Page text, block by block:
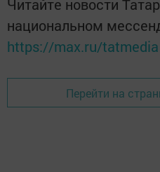
Читайте новости
национальном
https://max.ru/tatmedia
Перейти на